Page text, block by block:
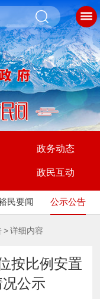
政务动态
政民互动
民要闻 公示公告
> 详细内容
按比例安置
公示